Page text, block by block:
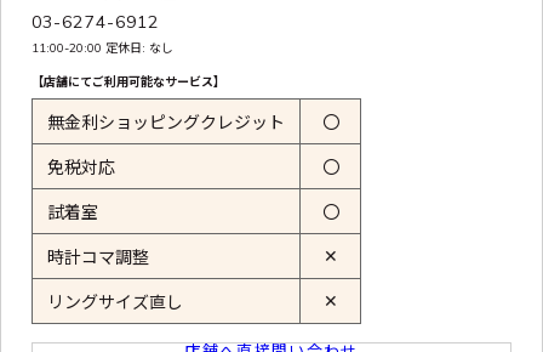
03-6274-6912
11:00-20:00 定休日: なし
【店舗にてご利用可能なサービス】
無金利ショッピングクレジット 〇
免税対応 〇
試着室 〇
時計コマ調整 ✕
リングサイズ直し ✕